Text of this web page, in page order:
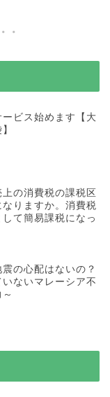
ビス始めます【大
の消費税の課税区
りますか。消費税
て簡易課税になっ
の心配はないの？
いないマレーシア不